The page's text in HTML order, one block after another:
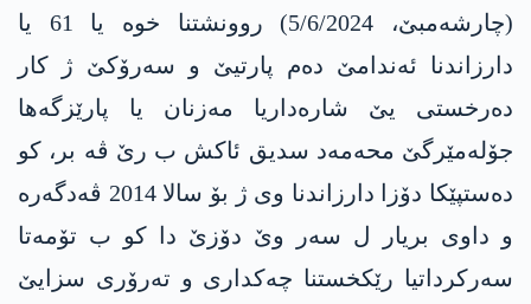
(چارشەمبێ، 5/6/2024) روونشتنا خوە یا 61 یا
دارزاندنا ئەندامێ دەم پارتیێ و سەرۆکێ ژ کار
دەرخستی یێ شارەداریا مەزنان یا پارێزگەھا
جۆلەمێرگێ محەمەد سدیق ئاکش ب رێ ڤە بر، کو
دەستپێکا دۆزا دارزاندنا وی ژ بۆ سالا 2014 ڤەدگەرە
و داوی بریار ل سەر وێ دۆزێ دا کو ب تۆمەتا
سەرکرداتیا رێکخستنا چەکداری و تەرۆری سزایێ